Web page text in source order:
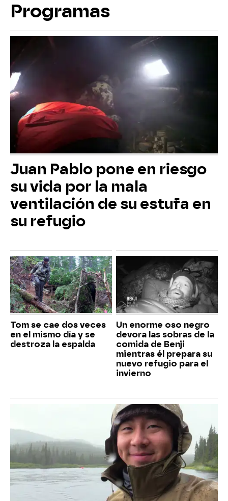
Programas
Juan Pablo pone en riesgo
su vida por la mala
ventilación de su estufa en
su refugio
Tom se cae dos veces
en el mismo día y se
destroza la espalda
Un enorme oso negro
devora las sobras de la
comida de Benji
mientras él prepara su
nuevo refugio para el
invierno